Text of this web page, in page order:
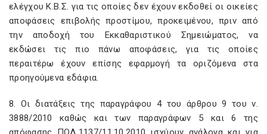
ελέγχου Κ.Β.Σ. για τις οποίες δεν έχουν εκδοθεί οι οικείες
αποφάσεις επιβολής προστίμου, προκειμένου, πριν από
την αποδοχή του Εκκαθαριστικού Σημειώματος, να
εκδώσει τις πιο πάνω αποφάσεις, για τις οποίες
περαιτέρω έχουν επίσης εφαρμογή τα οριζόμενα στα
προηγούμενα εδάφια.
8. Οι διατάξεις της παραγράφου 4 του άρθρου 9 του ν.
3888/2010 καθώς και των παραγράφων 5 και 6 της